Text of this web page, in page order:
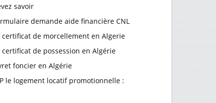
savoir
demande aide financière CNL
certificat de morcellement en Algerie
certificat de possession en Algérie
foncier en Algérie
le logement locatif promotionnelle :